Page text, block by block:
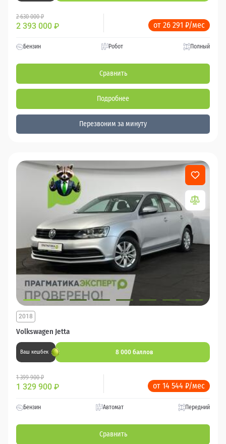
2 630 000 ₽
2 393 000 ₽ от 26 291 ₽/мес
Бензин Робот Полный
Сравнить
Подробнее
Перезвоним за минуту
Volkswagen Jetta
2018
Ваш кешбек 8 000 баллов
1 399 900 ₽
1 329 900 ₽ от 14 544 ₽/мес
Бензин Автомат Передний
Сравнить